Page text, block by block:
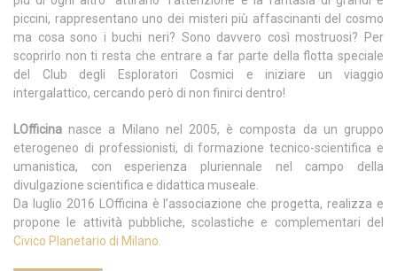
piccini, rappresentano uno dei misteri più affascinanti del cosmo
ma cosa sono i buchi neri? Sono davvero così mostruosi? Per
scoprirlo non ti resta che entrare a far parte della flotta speciale
del Club degli Esploratori Cosmici e iniziare un viaggio
intergalattico, cercando però di non finirci dentro!
LOfficina nasce a Milano nel 2005, è composta da un gruppo
eterogeneo di professionisti, di formazione tecnico-scientifica e
umanistica, con esperienza pluriennale nel campo della
divulgazione scientifica e didattica museale.
Da luglio 2016 LOfficina è l’associazione che progetta, realizza e
propone le attività pubbliche, scolastiche e complementari del
Civico Planetario di Milano.